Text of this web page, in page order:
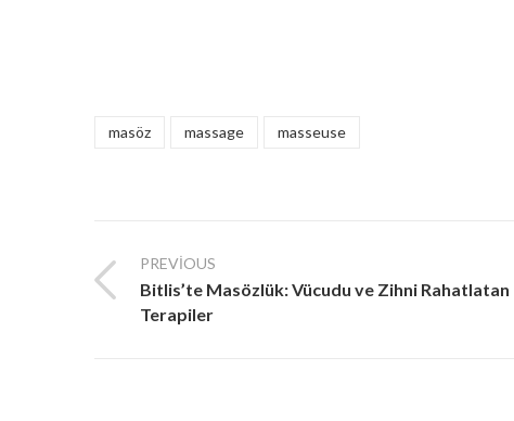
masöz massage masseuse
PREVIOUS
Bitlis’te Masözlük: Vücudu ve Zihni Rahatlatan
Terapiler